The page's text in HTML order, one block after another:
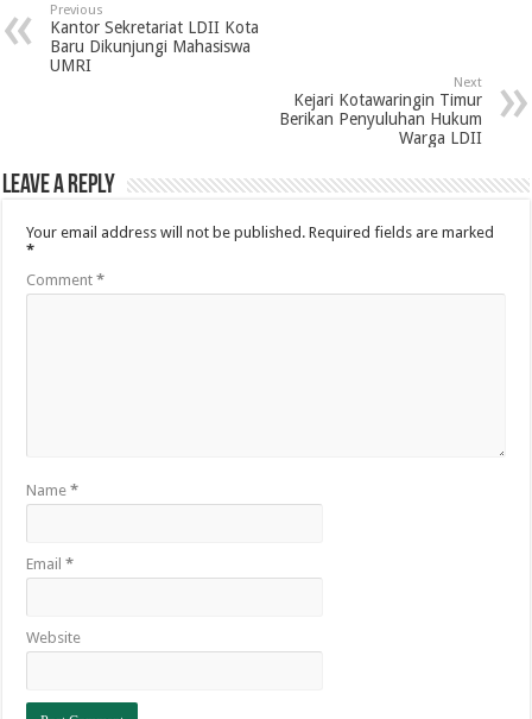
Previous
Kantor Sekretariat LDII Kota
Baru Dikunjungi Mahasiswa
UMRI
Next
Kejari Kotawaringin Timur
Berikan Penyuluhan Hukum
Warga LDII
Leave a Reply
Your email address will not be published. Required fields are marked
*
Comment*
Name*
Email*
Website